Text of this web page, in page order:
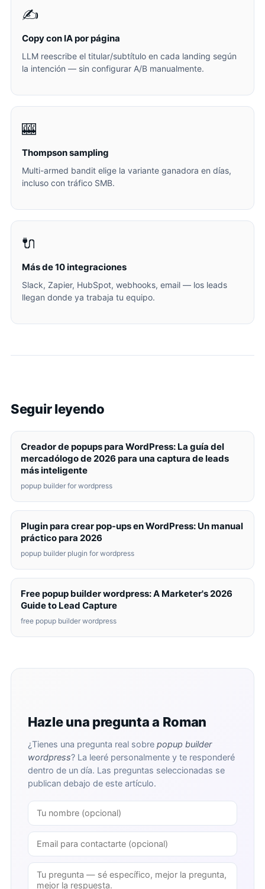
✍️
Copy con IA por página
LLM reescribe el titular/subtítulo en cada landing según
la intención — sin configurar A/B manualmente.
🎰
Thompson sampling
Multi-armed bandit elige la variante ganadora en días,
incluso con tráfico SMB.
🔌
Más de 10 integraciones
Slack, Zapier, HubSpot, webhooks, email — los leads
llegan donde ya trabaja tu equipo.
Seguir leyendo
Creador de popups para WordPress: La guía del
mercadólogo de 2026 para una captura de leads
más inteligente
popup builder for wordpress
Plugin para crear pop-ups en WordPress: Un manual
práctico para 2026
popup builder plugin for wordpress
Free popup builder wordpress: A Marketer's 2026
Guide to Lead Capture
free popup builder wordpress
Hazle una pregunta a Roman
¿Tienes una pregunta real sobre popup builder
wordpress? La leeré personalmente y te responderé
dentro de un día. Las preguntas seleccionadas se
publican debajo de este artículo.